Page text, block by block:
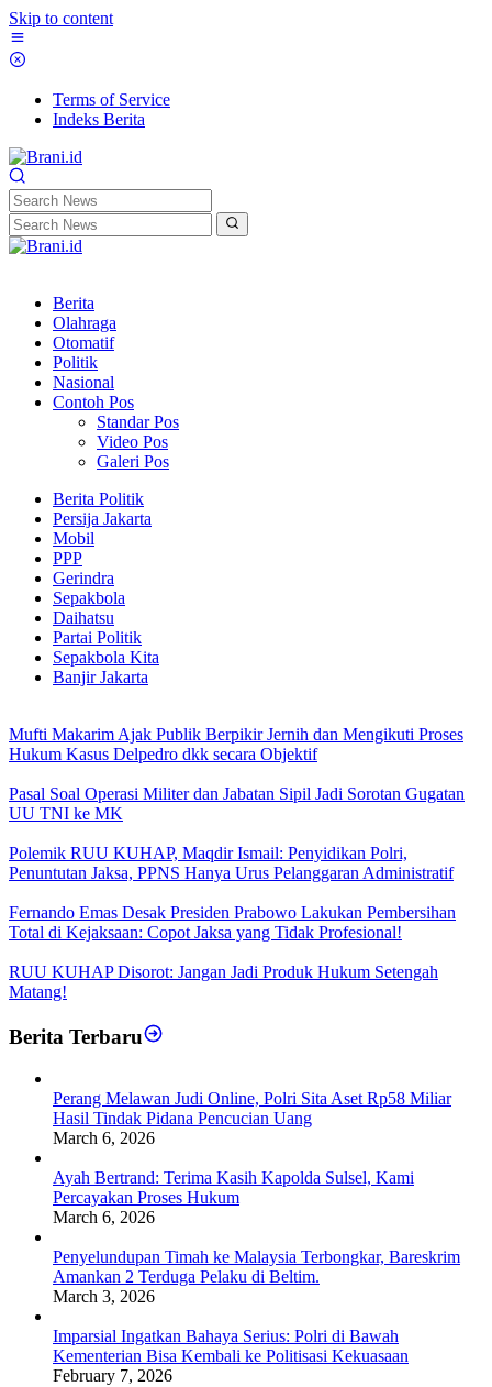
Skip to content
Terms of Service
Indeks Berita
Berita
Olahraga
Otomatif
Politik
Nasional
Contoh Pos
Standar Pos
Video Pos
Galeri Pos
Berita Politik
Persija Jakarta
Mobil
PPP
Gerindra
Sepakbola
Daihatsu
Partai Politik
Sepakbola Kita
Banjir Jakarta
Mufti Makarim Ajak Publik Berpikir Jernih dan Mengikuti Proses
Hukum Kasus Delpedro dkk secara Objektif
Pasal Soal Operasi Militer dan Jabatan Sipil Jadi Sorotan Gugatan
UU TNI ke MK
Polemik RUU KUHAP, Maqdir Ismail: Penyidikan Polri,
Penuntutan Jaksa, PPNS Hanya Urus Pelanggaran Administratif
Fernando Emas Desak Presiden Prabowo Lakukan Pembersihan
Total di Kejaksaan: Copot Jaksa yang Tidak Profesional!
RUU KUHAP Disorot: Jangan Jadi Produk Hukum Setengah
Matang!
Berita Terbaru
Perang Melawan Judi Online, Polri Sita Aset Rp58 Miliar
Hasil Tindak Pidana Pencucian Uang
March 6, 2026
Ayah Bertrand: Terima Kasih Kapolda Sulsel, Kami
Percayakan Proses Hukum
March 6, 2026
Penyelundupan Timah ke Malaysia Terbongkar, Bareskrim
Amankan 2 Terduga Pelaku di Beltim.
March 3, 2026
Imparsial Ingatkan Bahaya Serius: Polri di Bawah
Kementerian Bisa Kembali ke Politisasi Kekuasaan
February 7, 2026